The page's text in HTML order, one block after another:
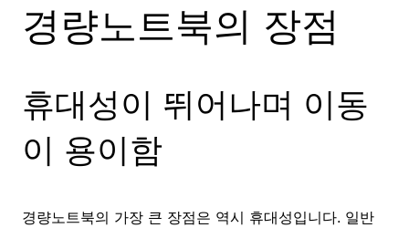
경량노트북의 장점
휴대성이 뛰어나며 이동
이 용이함
경량노트북의 가장 큰 장점은 역시 휴대성입니다. 일반